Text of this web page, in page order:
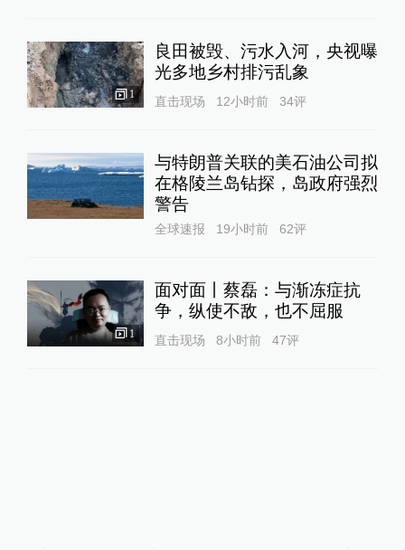
1
良田被毁、污水入河，央视曝
光多地乡村排污乱象
直击现场 12小时前 34评
与特朗普关联的美石油公司拟
在格陵兰岛钻探，岛政府强烈
警告
全球速报 19小时前 62评
1
面对面丨蔡磊：与渐冻症抗
争，纵使不敌，也不屈服
直击现场 8小时前 47评